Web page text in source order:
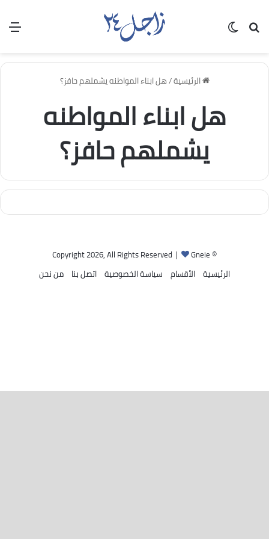
بحث عن
الرئيسية/هل ابناء المواطنه يشملهم حافز؟
هل ابناء المواطنه
يشملهم حافز؟
© Copyright 2026, All Rights Reserved |
Gneie
الرئيسية الأقسام سياسة الخصوصية اتصل بنا من نحن